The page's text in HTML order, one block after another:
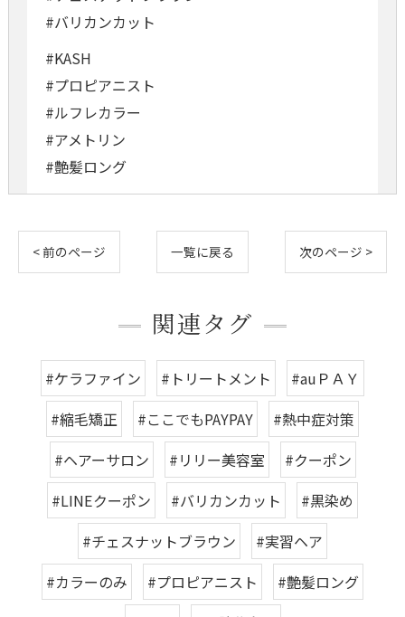
#バリカンカット
#KASH
#プロピアニスト
#ルフレカラー
#アメトリン
#艶髪ロング
< 前のページ 一覧に戻る 次のページ >
関連タグ
#ケラファイン #トリートメント
#auＰＡＹ
#縮毛矯正
#ここでもPAYPAY
#熱中症対策
#ヘアーサロン
#リリー美容室
#クーポン
#LINEクーポン
#バリカンカット
#黒染め
#チェスナットブラウン
#実習ヘア
#カラーのみ
#プロピアニスト
#艶髪ロング